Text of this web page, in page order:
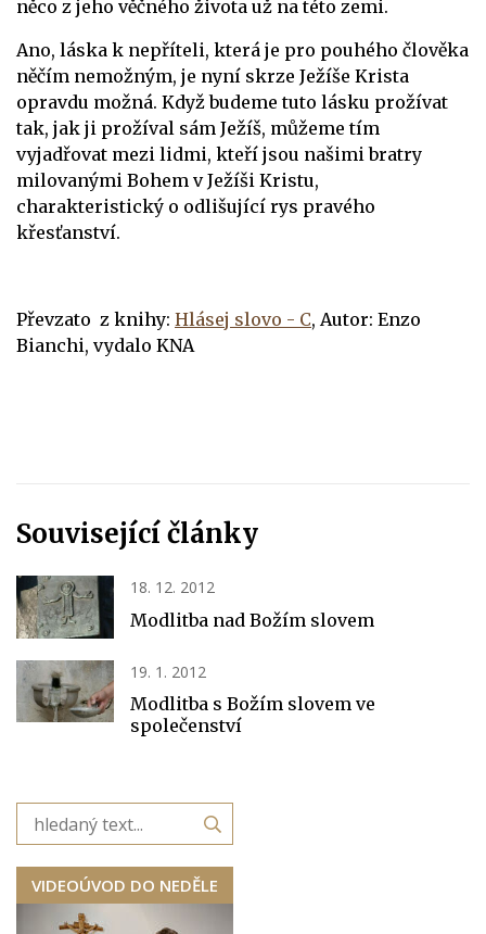
něco z jeho věčného života už na této zemi.
Ano, láska k nepříteli, která je pro pouhého člověka
něčím nemožným, je nyní skrze Ježíše Krista
opravdu možná. Když budeme tuto lásku prožívat
tak, jak ji prožíval sám Ježíš, můžeme tím
vyjadřovat mezi lidmi, kteří jsou našimi bratry
milovanými Bohem v Ježíši Kristu,
charakteristický o odlišující rys pravého
křesťanství.
Převzato z knihy: Hlásej slovo - C, Autor: Enzo
Bianchi, vydalo KNA
Související články
18. 12. 2012
Modlitba nad Božím slovem
19. 1. 2012
Modlitba s Božím slovem ve
společenství
VIDEOÚVOD DO NEDĚLE